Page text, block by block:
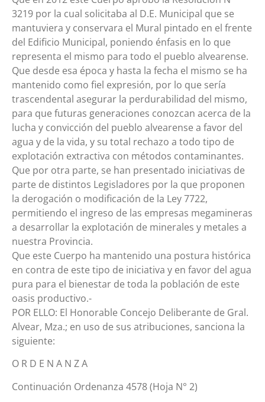
3219 por la cual solicitaba al D.E. Municipal que se
mantuviera y conservara el Mural pintado en el frente
del Edificio Municipal, poniendo énfasis en lo que
representa el mismo para todo el pueblo alvearense.
Que desde esa época y hasta la fecha el mismo se ha
mantenido como fiel expresión, por lo que sería
trascendental asegurar la perdurabilidad del mismo,
para que futuras generaciones conozcan acerca de la
lucha y convicción del pueblo alvearense a favor del
agua y de la vida, y su total rechazo a todo tipo de
explotación extractiva con métodos contaminantes.
Que por otra parte, se han presentado iniciativas de
parte de distintos Legisladores por la que proponen
la derogación o modificación de la Ley 7722,
permitiendo el ingreso de las empresas megamineras
a desarrollar la explotación de minerales y metales a
nuestra Provincia.
Que este Cuerpo ha mantenido una postura histórica
en contra de este tipo de iniciativa y en favor del agua
pura para el bienestar de toda la población de este
oasis productivo.-
POR ELLO: El Honorable Concejo Deliberante de Gral.
Alvear, Mza.; en uso de sus atribuciones, sanciona la
siguiente:
O R D E N A N Z A
Continuación Ordenanza 4578 (Hoja N° 2)